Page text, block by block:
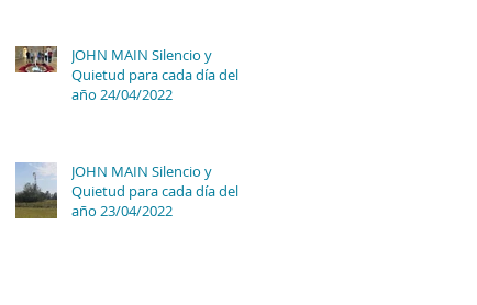
JOHN MAIN Silencio y
Quietud para cada día del
año 24/04/2022
JOHN MAIN Silencio y
Quietud para cada día del
año 23/04/2022